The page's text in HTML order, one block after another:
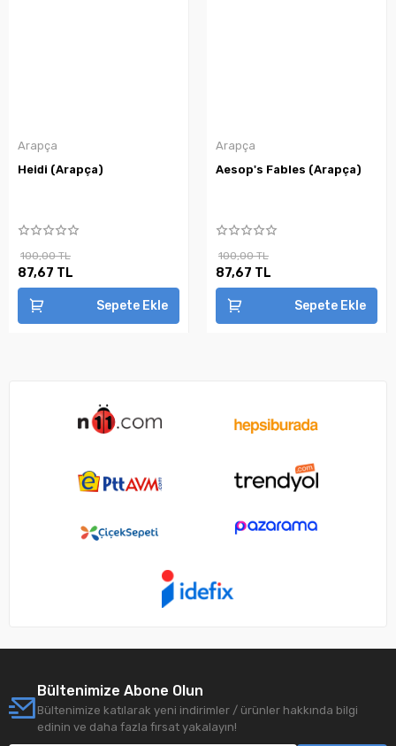
Arapça
Heidi (Arapça)
100,00 TL
87,67 TL
Sepete Ekle
Arapça
Aesop's Fables (Arapça)
100,00 TL
87,67 TL
Sepete Ekle
Bültenimize Abone Olun
Bültenimize katılarak yeni indirimler / ürünler hakkında bilgi
edinin ve daha fazla fırsat yakalayın!